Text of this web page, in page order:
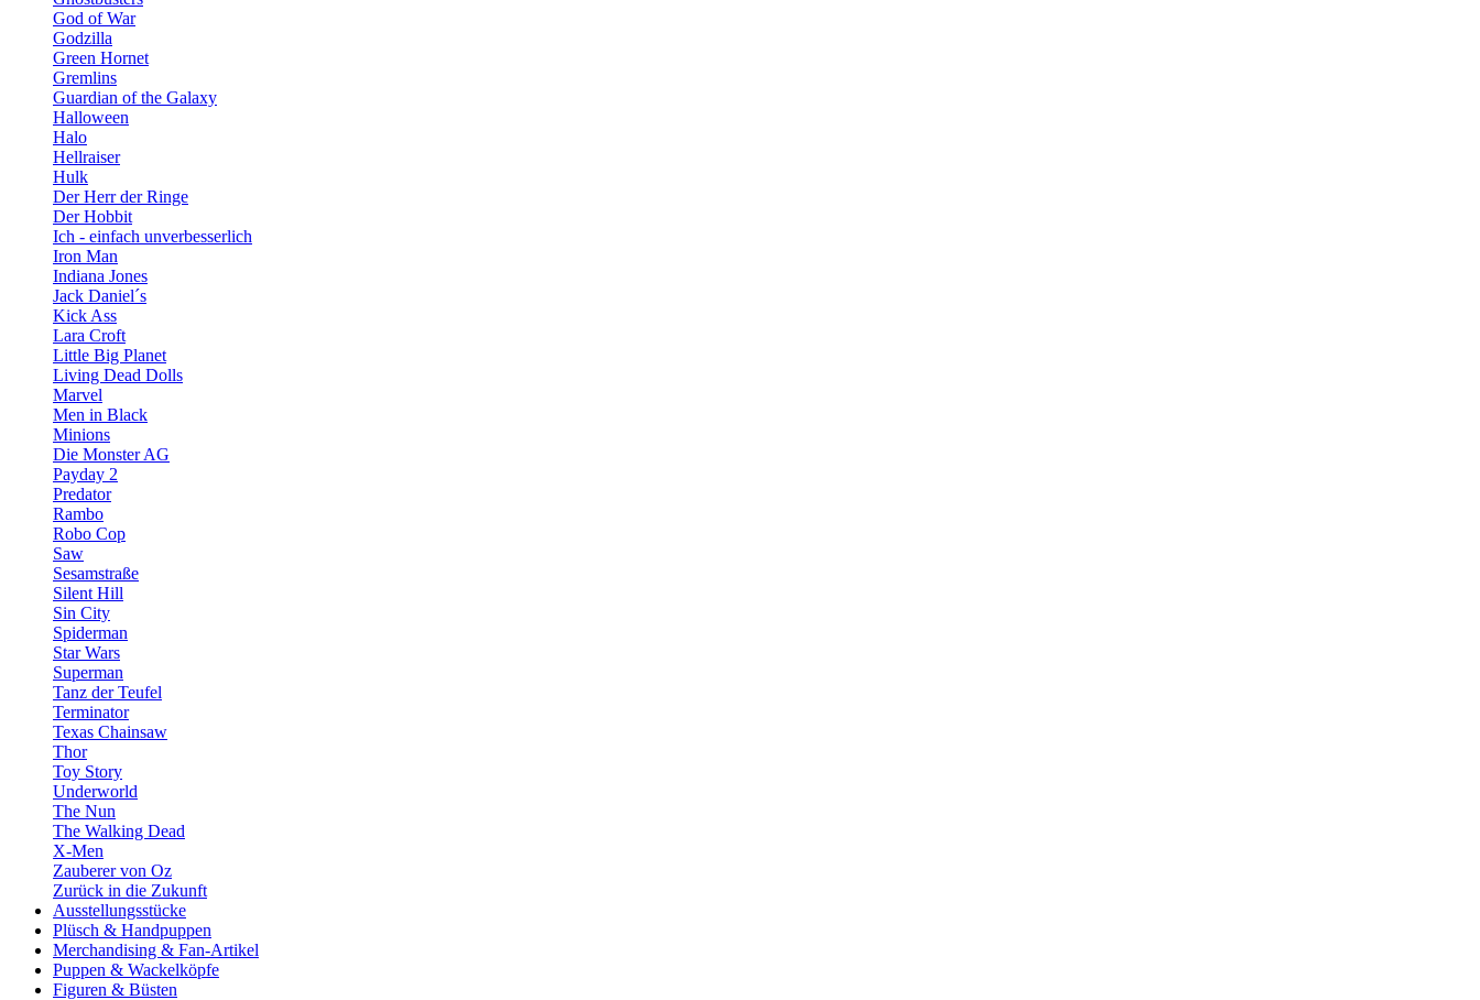
God of War
Godzilla
Green Hornet
Gremlins
Guardian of the Galaxy
Halloween
Halo
Hellraiser
Hulk
Der Herr der Ringe
Der Hobbit
Ich - einfach unverbesserlich
Iron Man
Indiana Jones
Jack Daniel´s
Kick Ass
Lara Croft
Little Big Planet
Living Dead Dolls
Marvel
Men in Black
Minions
Die Monster AG
Payday 2
Predator
Rambo
Robo Cop
Saw
Sesamstraße
Silent Hill
Sin City
Spiderman
Star Wars
Superman
Tanz der Teufel
Terminator
Texas Chainsaw
Thor
Toy Story
Underworld
The Nun
The Walking Dead
X-Men
Zauberer von Oz
Zurück in die Zukunft
Ausstellungsstücke
Plüsch & Handpuppen
Merchandising & Fan-Artikel
Puppen & Wackelköpfe
Figuren & Büsten